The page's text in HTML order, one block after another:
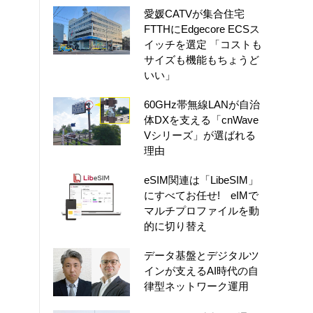
愛媛CATVが集合住宅
FTTHにEdgecore ECSス
イッチを選定 「コストも
サイズも機能もちょうど
いい」
60GHz帯無線LANが自治
体DXを支える「cnWave
Vシリーズ」が選ばれる
理由
eSIM関連は「LibeSIM」
にすべてお任せ! eIMで
マルチプロファイルを動
的に切り替え
データ基盤とデジタルツ
インが支えるAI時代の自
律型ネットワーク運用